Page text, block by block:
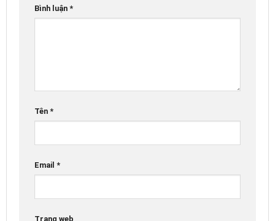
Bình luận *
Tên *
Email *
Trang web